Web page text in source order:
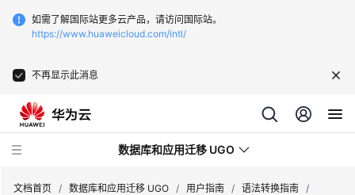
如需了解国际站更多云产品，请访问国际站。
https://www.huaweicloud.com/intl/
不再显示此消息
数据库和应用迁移 UGO
文档首页 / 数据库和应用迁移 UGO / 用户指南 / 语法转换指南 /